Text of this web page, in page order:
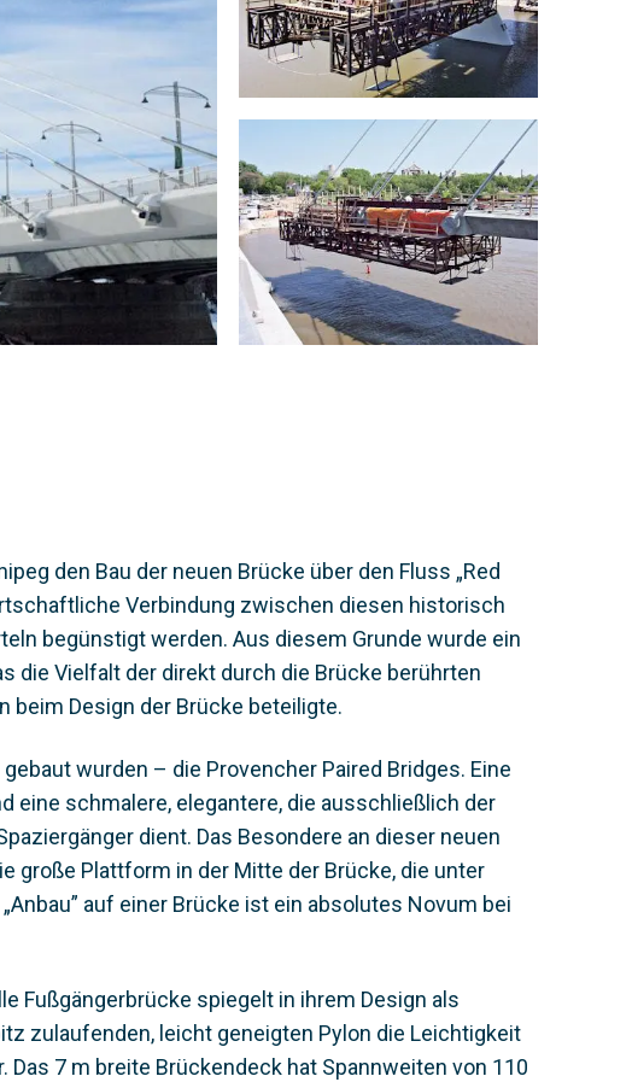
den Bau der neuen Brücke über den Fluss „Red
Verbindung zwischen diesen historisch
begünstigt werden. Aus diesem Grunde wurde ein
die Vielfalt der direkt durch die Brücke berührten
beim Design der Brücke beteiligte.
wurden – die Provencher Paired Bridges. Eine
eine schmalere, elegantere, die ausschließlich der
dient. Das Besondere an dieser neuen
große Plattform in der Mitte der Brücke, die unter
auf einer Brücke ist ein absolutes Novum bei
Fußgängerbrücke spiegelt in ihrem Design als
zulaufenden, leicht geneigten Pylon die Leichtigkeit
7 m breite Brückendeck hat Spannweiten von 110